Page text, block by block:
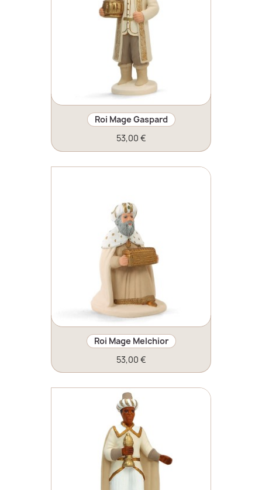
Roi Mage Gaspard
53,00 €
Roi Mage Melchior
53,00 €